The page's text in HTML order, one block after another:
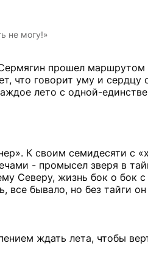
не могу!»
прошел маршрутом
что говорит уму и сердцу
лето с одной-
К своим семидесяти с
- промысел зверя в
Северу, жизнь бок о бок
все бывало, но без тайги
ждать лета, чтобы